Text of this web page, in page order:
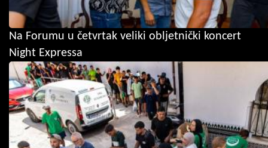
Na Forumu u četvrtak veliki obljetnički koncert
Night Expressa